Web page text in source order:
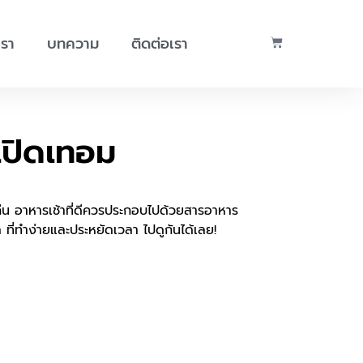
า บทความ ติดต่อเรา
ดเทอม
าหารเช้าที่ดีควรประกอบไปด้วยสารอาหาร
ทำง่ายและประหยัดเวลา ไปดูกันได้เลย!